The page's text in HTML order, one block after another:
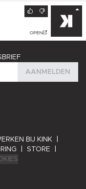
OPEN
AANMELDEN
BIJ KINK
STORE
ANGRY BYTES